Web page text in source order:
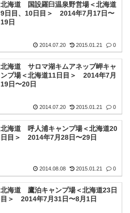
北海道 国設羅臼温泉野営場＜北海道
9日目、10日目＞ 2014年7月17日〜
19日
2014.07.20 2015.01.21 0
北海道 サロマ湖キムアネップ岬キャ
ンプ場＜北海道11日目＞ 2014年7月
19日〜20日
2014.07.20 2015.01.21 0
北海道 呼人浦キャンプ場＜北海道20
日目＞ 2014年7月28日〜29日
2014.08.08 2015.01.21 0
北海道 鷹泊キャンプ場＜北海道23日
目＞ 2014年7月31日〜8月1日